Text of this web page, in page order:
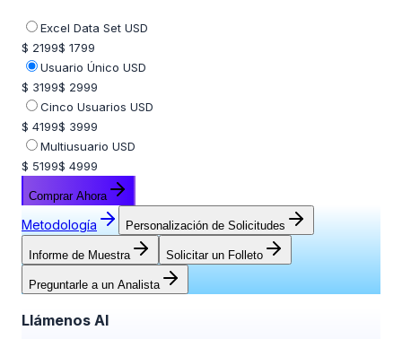
Excel Data Set USD
$ 2199$ 1799
Usuario Único USD
$ 3199$ 2999
Cinco Usuarios USD
$ 4199$ 3999
Multiusuario USD
$ 5199$ 4999
Comprar Ahora
Metodología Personalización de Solicitudes
Informe de Muestra Solicitar un Folleto
Preguntarle a un Analista
Llámenos Al